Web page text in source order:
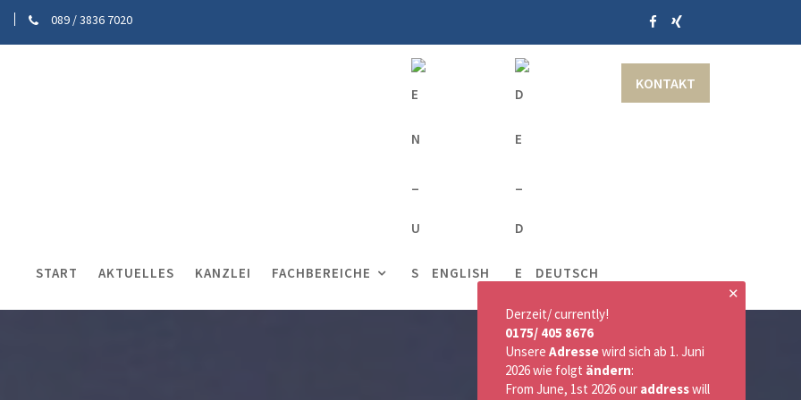
089 / 3836 7020
KONTAKT
START AKTUELLES KANZLEI FACHBEREICHE ENGLISH DEUTSCH
✕
Derzeit/ currently!
0175/ 405 8676
Unsere Adressewird sich ab 1. Juni
2026 wie folgt ändern:
From June, 1st 2026 our addresswill